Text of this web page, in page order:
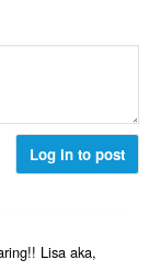
Log in to post
Lisa aka,